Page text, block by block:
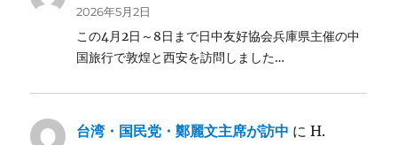
2026年5月2日
この4月2日～8日まで日中友好協会兵庫県主催の中
国旅行で敦煌と西安を訪問しました…
台湾・国民党・鄭麗文主席が訪中 にH.